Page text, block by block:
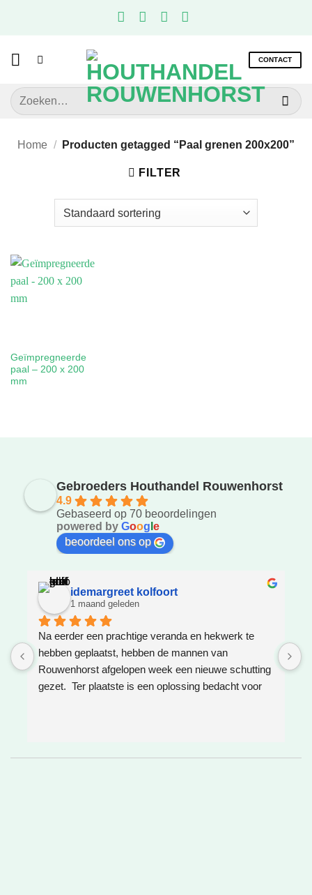
CONTACT
Zoeken
naar:
Home / Producten getagged “Paal grenen 200x200”
FILTER
Geïmpregneerde
paal – 200 x 200
mm
Gebroeders Houthandel Rouwenhorst
4.9
Gebaseerd op 70 beoordelingen
powered by Goog e
beoordeel ons op
idemargreet kolfoort
1 maand geleden
Na eerder een prachtige veranda en hekwerk te
hebben geplaatst, hebben de mannen van
Rouwenhorst afgelopen week een nieuwe schutting
gezet.  Ter plaatste is een oplossing bedacht voor